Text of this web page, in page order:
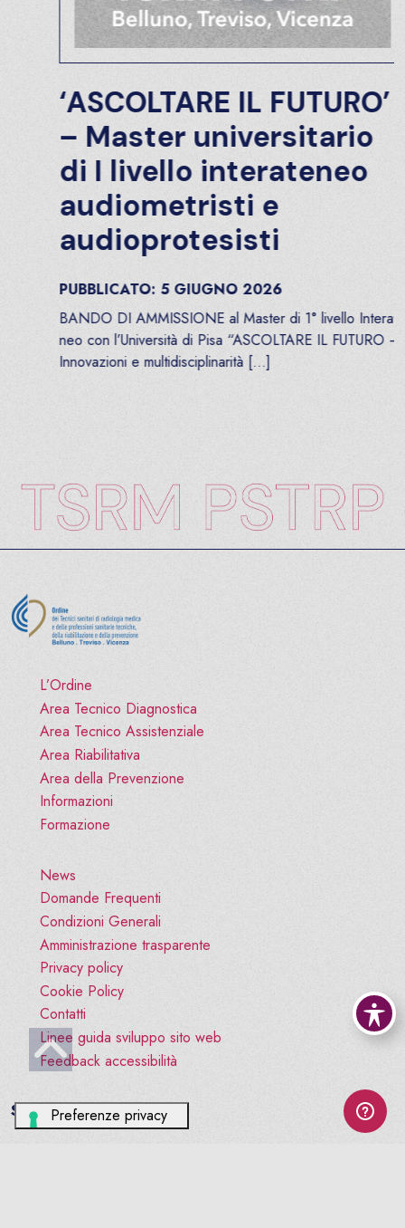
‘ASCOLTARE IL FUTURO’
– Master universitario
di I livello interateneo
audiometristi e
audioprotesisti
PUBBLICATO:5 GIUGNO 2026
BANDO DI AMMISSIONE al Master di 1° livello Interate
neo con l’Università di Pisa “ASCOLTARE IL FUTURO –
Innovazioni e multidisciplinarità […]
L’Ordine
Area Tecnico Diagnostica
Area Tecnico Assistenziale
Area Riabilitativa
Area della Prevenzione
Informazioni
Formazione
News
Domande Frequenti
Condizioni Generali
Amministrazione trasparente
Privacy policy
Cookie Policy
Contatti
Linee guida sviluppo sito web
Feedback accessibilità
Social
Vai all'inizio pagina